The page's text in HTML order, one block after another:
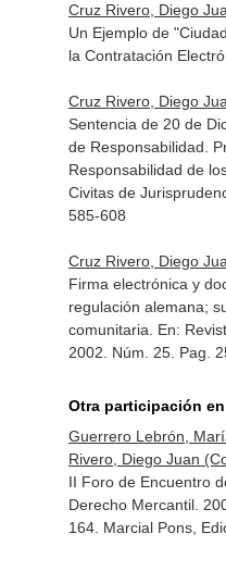
Cruz Rivero, Diego
Un Ejemplo de
la Contratación
Cruz Rivero, Diego
Sentencia de 20 de
de Responsabilidad.
Responsabilidad de
Civitas de
585-608
Cruz Rivero, Diego
Firma electrónica y
regulación alemana;
comunitaria. En:
2002. Núm. 25. Pag.
Otra participación
Guerrero Lebrón,
Rivero, Diego Juan
II Foro de Encuentro
Derecho Mercantil.
164. Marcial Pons,